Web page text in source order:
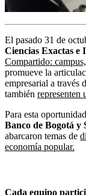
El pasado 31 de
Ciencias Exactas e
Compartido:
promueve la
empresarial a través
también representen
Para esta
Banco de Bogotá y
abarcaron temas de
economía popular.
Cada equipo